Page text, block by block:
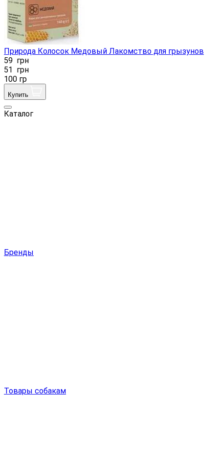
Природа Колосок Медовый Лакомство для грызунов
59 грн
51
грн
100 гр
Купить
Каталог
Бренды
Товары собакам